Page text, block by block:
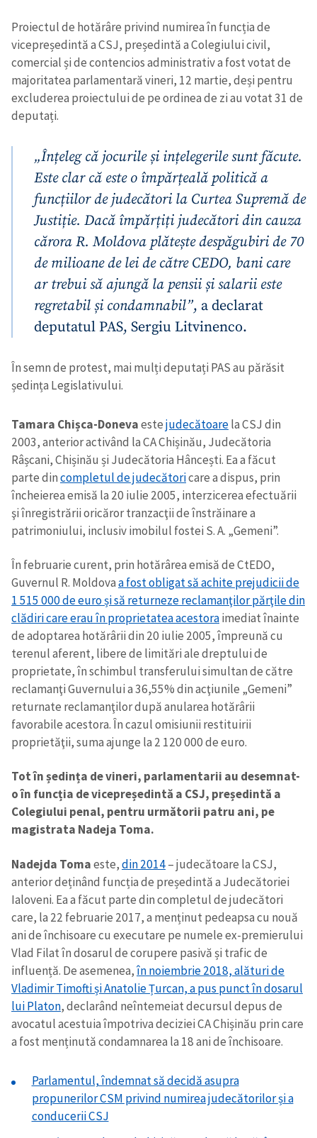
Proiectul de hotărâre privind numirea în funcția de
vicepreședintă a CSJ, președintă a Colegiului civil,
comercial și de contencios administrativ a fost votat de
majoritatea parlamentară vineri, 12 martie, deși pentru
excluderea proiectului de pe ordinea de zi au votat 31 de
deputați.
„Înțeleg că jocurile și ințelegerile sunt făcute.
Este clar că este o împărțeală politică a
funcțiilor de judecători la Curtea Supremă de
Justiție. Dacă împărțiți judecători din cauza
cărora R. Moldova plătește despăgubiri de 70
de milioane de lei de către CEDO, bani care
ar trebui să ajungă la pensii și salarii este
regretabil și condamnabil”, a declarat
deputatul PAS, Sergiu Litvinenco.
În semn de protest, mai mulți deputați PAS au părăsit
ședința Legislativului.
Tamara Chișca-Donevaestejudecătoarela CSJ din
2003, anterior activând la CA Chișinău, Judecătoria
Râșcani, Chișinău și Judecătoria Hâncești. Ea a făcut
parte dincompletul de judecătoricare a dispus, prin
încheierea emisă la 20 iulie 2005, interzicerea efectuării
şi înregistrării oricăror tranzacţii de înstrăinare a
patrimoniului, inclusiv imobilul fostei S. A. „Gemeni”.
În februarie curent, prin hotărârea emisă de CtEDO,
Guvernul R. Moldovaa fost obligat să achite prejudicii de
1 515 000 de euro și să returneze reclamanţilor părţile din
clădiri care erau în proprietatea acestoraimediat înainte
de adoptarea hotărârii din 20 iulie 2005, împreună cu
terenul aferent, libere de limitări ale dreptului de
proprietate, în schimbul transferului simultan de către
reclamanţi Guvernului a 36,55% din acţiunile „Gemeni”
returnate reclamanţilor după anularea hotărârii
favorabile acestora. În cazul omisiunii restituirii
proprietăţii, suma ajunge la 2 120 000 de euro.
Tot în ședința de vineri, parlamentarii au desemnat-
o în funcția de vicepreședintă a CSJ, președintă a
Colegiului penal, pentru următorii patru ani, pe
magistrata Nadeja Toma.
Nadejda Tomaeste,din 2014– judecătoare la CSJ,
anterior deținând funcția de președintă a Judecătoriei
Ialoveni. Ea a făcut parte din completul de judecători
care, la 22 februarie 2017, a menținut pedeapsa cu nouă
ani de închisoare cu executare pe numele ex-premierului
Vlad Filat în dosarul de corupere pasivă și trafic de
influență. De asemenea,în noiembrie 2018, alături de
Vladimir Timofti și Anatolie Țurcan, a pus punct în dosarul
lui Platon, declarând neîntemeiat decursul depus de
avocatul acestuia împotriva deciziei CA Chișinău prin care
a fost menținută condamnarea la 18 ani de închisoare.
Parlamentul, îndemnat să decidă asupra
propunerilor CSM privind numirea judecătorilor și a
conducerii CSJ